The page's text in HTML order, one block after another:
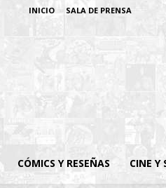
INICIO SALA DE PRENSA
CÓMICS Y RESEÑAS CINE Y